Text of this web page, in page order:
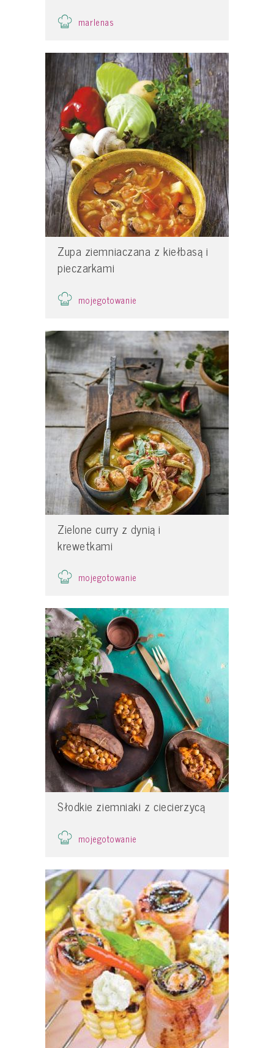
marlenas
Zupa ziemniaczana z kiełbasą i
pieczarkami
mojegotowanie
Zielone curry z dynią i
krewetkami
mojegotowanie
Słodkie ziemniaki z ciecierzycą
mojegotowanie